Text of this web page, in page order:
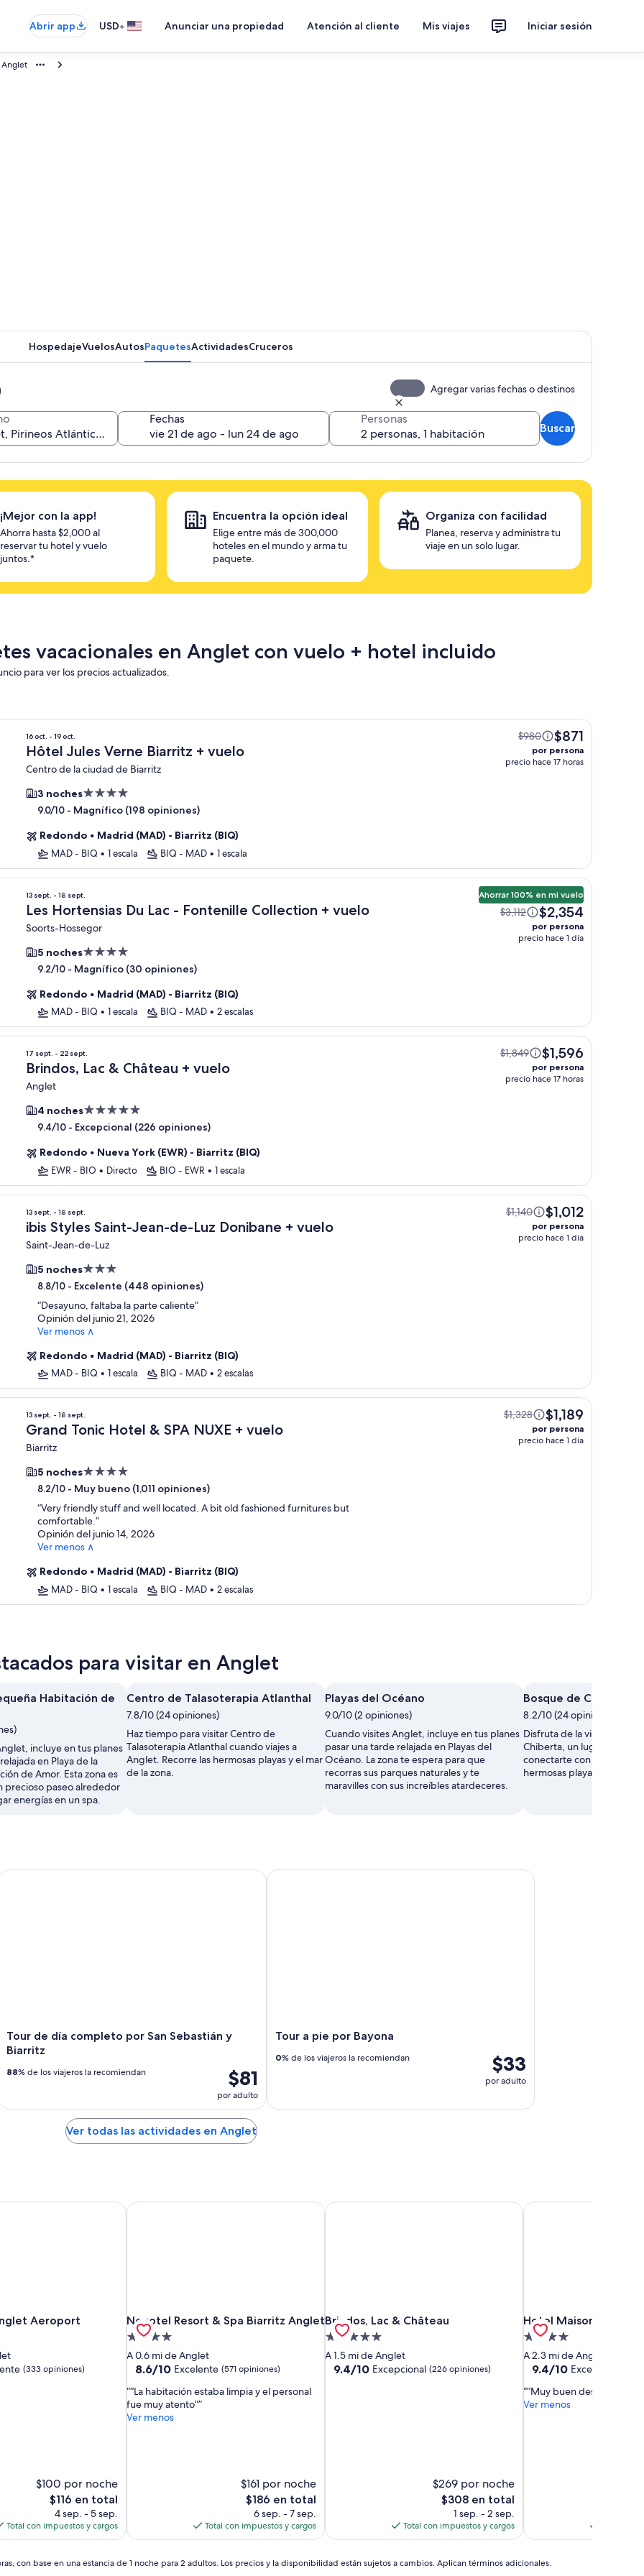
Abrir app USD• Anunciar una propiedad Atención al cliente Mis viajes Iniciar sesión
Anglet
HospedajeVuelosAutosPaquetesActividadesCruceros
Agregar varias fechas o destinos
Fechas Personas
Buscar
¡Mejor con la app!
Ahorra hasta $2,000 al
reservar tu hotel y vuelo
juntos.*
Encuentra la opción ideal
Elige entre más de 300,000
hoteles en el mundo y arma tu
paquete.
Organiza con facilidad
Planea, reserva y administra tu
viaje en un solo lugar.
vacacionales en Anglet con vuelo + hotel incluido
para ver los precios actualizados.
16 oct. - 19 oct.
Hôtel Jules Verne Biarritz + vuelo
Centro de la ciudad de Biarritz
3 nochesPropiedad
de
estrellas
9.0/10 - Magnífico (198 opiniones)
Redondo • Madrid (MAD) - Biarritz (BIQ)
MAD - BIQ • 1 escala BIQ - MAD • 1 escala
$980 $871
por persona
precio hace 17 horas
13 sept. - 18 sept.
Les Hortensias Du Lac - Fontenille Collection + vuelo
Soorts-Hossegor
5 nochesPropiedad
de
estrellas
9.2/10 - Magnífico (30 opiniones)
Redondo • Madrid (MAD) - Biarritz (BIQ)
MAD - BIQ • 1 escala BIQ - MAD • 2 escalas
Ahorrar 100% en mi vuelo
$3,112 $2,354
por persona
precio hace 1 día
17 sept. - 22 sept.
Brindos, Lac & Château + vuelo
Anglet
4 nochesPropiedad
de
estrellas
9.4/10 - Excepcional (226 opiniones)
Redondo • Nueva York (EWR) - Biarritz (BIQ)
EWR - BIO • Directo BIO - EWR • 1 escala
$1,849 $1,596
por persona
precio hace 17 horas
13 sept. - 18 sept.
ibis Styles Saint-Jean-de-Luz Donibane + vuelo
Saint-Jean-de-Luz
5 nochesPropiedad
de
3.0
estrellas
8.8/10 - Excelente (448 opiniones)
“Desayuno, faltaba la parte caliente”
Opinión del junio 21, 2026
Ver menos ∧
Redondo • Madrid (MAD) - Biarritz (BIQ)
MAD - BIQ • 1 escala BIQ - MAD • 2 escalas
$1,140 $1,012
por persona
precio hace 1 día
13 sept. - 18 sept.
Grand Tonic Hotel & SPA NUXE + vuelo
Biarritz
5 nochesPropiedad
de
4.0
estrellas
8.2/10 - Muy bueno (1,011 opiniones)
“Very friendly stuff and well located. A bit old fashioned furnitures but
comfortable.”
Opinión del junio 14, 2026
Ver menos ∧
Redondo • Madrid (MAD) - Biarritz (BIQ)
MAD - BIQ • 1 escala BIQ - MAD • 2 escalas
$1,328 $1,189
por persona
precio hace 1 día
para visitar en Anglet
Habitación de
incluye en tus planes
en Playa de la
de Amor. Esta zona es
precioso paseo alrededor
energías en un spa.
Centro de Talasoterapia Atlanthal
7.8/10 (24 opiniones)
Haz tiempo para visitar Centro de
Talasoterapia Atlanthal cuando viajes a
Anglet. Recorre las hermosas playas y el mar
de la zona.
Playas del Océano
9.0/10 (2 opiniones)
Cuando visites Anglet, incluye en tus planes
pasar una tarde relajada en Playas del
Océano. La zona te espera para que
recorras sus parques naturales y te
maravilles con sus increíbles atardeceres.
Bosque de Chiberta
8.2/10 (24 opiniones)
Disfruta de la vida al aire
Chiberta, un lugar de
conectarte con la
hermosas playas y el mar
de Luz
Tour de día completo por San Sebastián y
Biarritz
$81
por adulto
88% de los viajeros la recomiendan
de día completo por San Sebastián y Biarritz
Tour a pie por Bayona
$33
por adulto
0% de los viajeros la recomiendan
Tour a pie por Bayona
Ver todas las actividades en Anglet
Aeroport
Aeroport
(333 opiniones)
$100 por noche
El
precio
actual
es
$116
$116 en total
4 sep. - 5 sep.
Total con impuestos y cargos
Aeroport
Novotel Resort & Spa Biarritz Anglet
Novotel Resort & Spa Biarritz Anglet
Propiedad
de
4.0
A 0.6 mi de Anglet
8.6
10,
Excelente,
(571
8.6/10 Excelente (571 opiniones)
“La habitación estaba limpia y el personal
fue muy atento”
Ver menos
$161 por noche
El
precio
actual
es
$186
$186 en total
6 sep. - 7 sep.
Total con impuestos y cargos
Novotel Resort & Spa Biarritz Anglet
Brindos, Lac & Château
Brindos, Lac & Château
Propiedad
de
5.0
A 1.5 mi de Anglet
9.4
9.4/10 Excepcional (226 opiniones)
$269 por noche
El
precio
actual
es
$308
$308 en total
1 sep. - 2 sep.
Total con impuestos y cargos
Brindos, Lac & Château
Hotel Maison
Hotel Maison Chiberta
Propiedad
de
4.0
A 2.3 mi de Anglet
9.4
10,
Excepcional,
9.4/10 Excepcional
“Muy buen desayuno ”
Ver menos
Hotel Maison Chiberta
con base en una estancia de 1 noche para 2 adultos. Los precios y la disponibilidad están sujetos a cambios. Aplican términos adicionales.